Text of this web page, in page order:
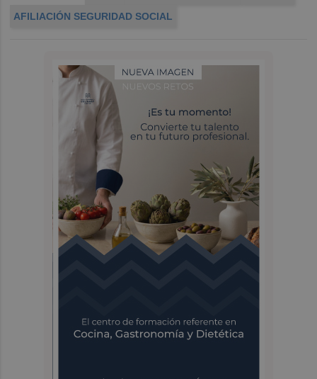
AFILIACIÓN SEGURIDAD SOCIAL